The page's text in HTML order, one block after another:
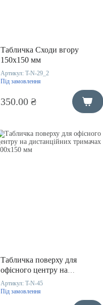
Табличка Сходи вгору
150х150 мм
Артикул: T-N-29_2
Під замовлення
350.00 ₴
Табличка поверху для
офісного центру на
дистанційних тримачах
300х150 мм
Артикул: T-N-45
Під замовлення